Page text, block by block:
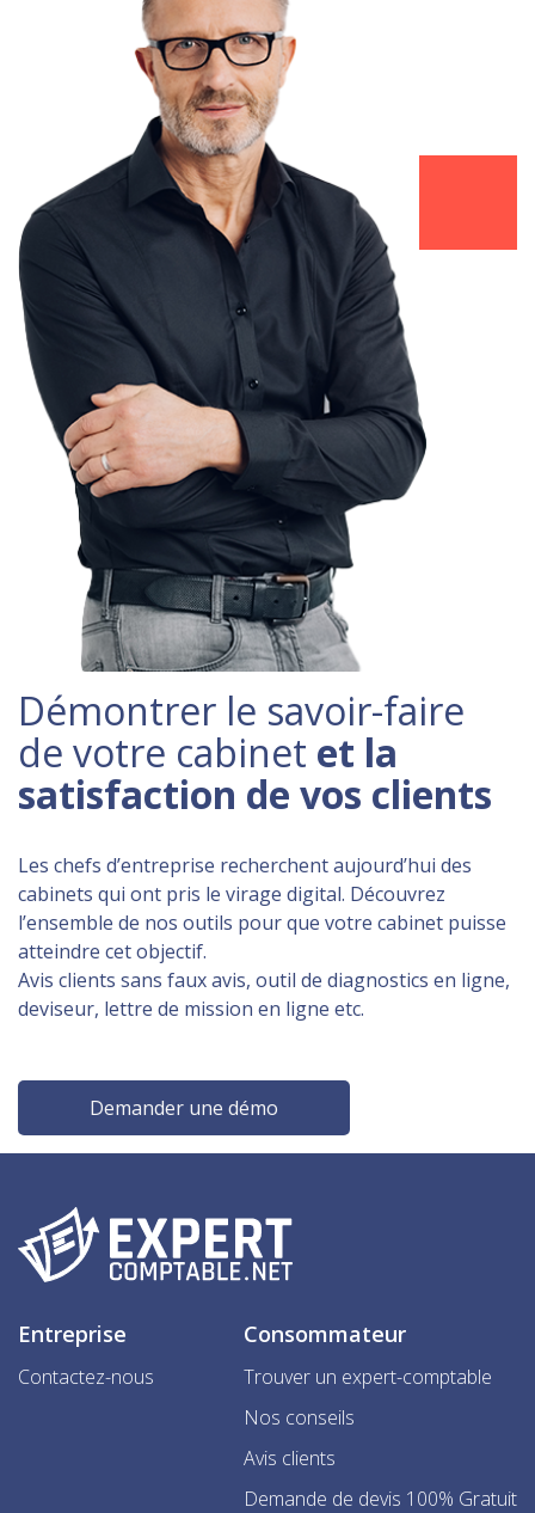
Démontrer le savoir-faire
de votre cabinet et la
satisfaction de vos clients
Les chefs d’entreprise recherchent aujourd’hui des
cabinets qui ont pris le virage digital. Découvrez
l’ensemble de nos outils pour que votre cabinet puisse
atteindre cet objectif.
Avis clients sans faux avis, outil de diagnostics en ligne,
deviseur, lettre de mission en ligne etc.
Demander une démo
Entreprise
Contactez-nous
Consommateur
Trouver un expert-comptable
Nos conseils
Avis clients
Demande de devis 100% Gratuit